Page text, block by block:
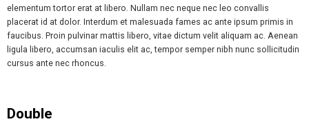
elementum tortor erat at libero. Nullam nec neque nec leo convallis
placerat id at dolor. Interdum et malesuada fames ac ante ipsum primis in
faucibus. Proin pulvinar mattis libero, vitae dictum velit aliquam ac. Aenean
ligula libero, accumsan iaculis elit ac, tempor semper nibh nunc sollicitudin
cursus ante nec rhoncus.
Double